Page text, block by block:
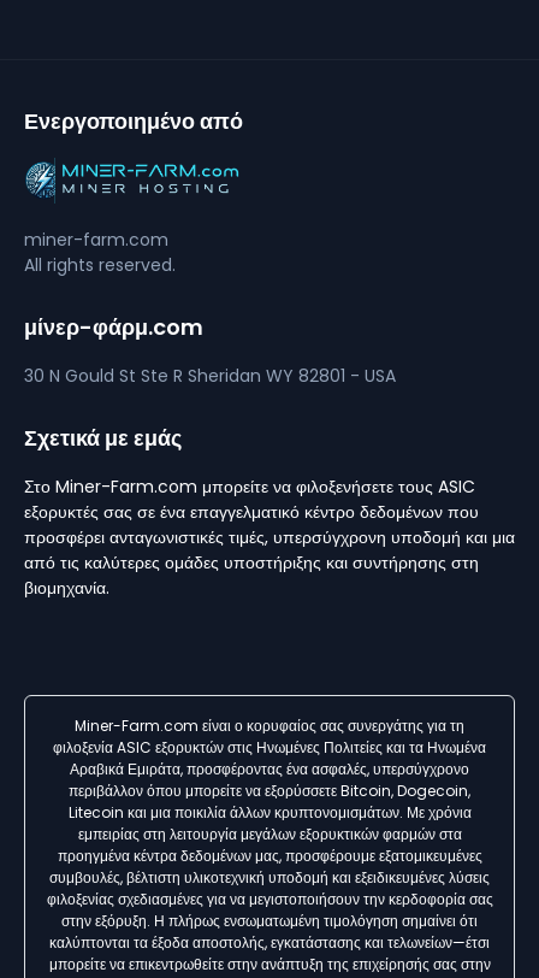
Ενεργοποιημένο από
miner-farm.com
All rights reserved.
μίνερ-φάρμ.com
30 N Gould St Ste R Sheridan WY 82801 - USA
Σχετικά με εμάς
Στο Miner-Farm.com μπορείτε να φιλοξενήσετε τους ASIC
εξορυκτές σας σε ένα επαγγελματικό κέντρο δεδομένων που
προσφέρει ανταγωνιστικές τιμές, υπερσύγχρονη υποδομή και μια
από τις καλύτερες ομάδες υποστήριξης και συντήρησης στη
βιομηχανία.
Miner-Farm.com είναι ο κορυφαίος σας συνεργάτης για τη
φιλοξενία ASIC εξορυκτών στις Ηνωμένες Πολιτείες και τα Ηνωμένα
Αραβικά Εμιράτα, προσφέροντας ένα ασφαλές, υπερσύγχρονο
περιβάλλον όπου μπορείτε να εξορύσσετε Bitcoin, Dogecoin,
Litecoin και μια ποικιλία άλλων κρυπτονομισμάτων. Με χρόνια
εμπειρίας στη λειτουργία μεγάλων εξορυκτικών φαρμών στα
προηγμένα κέντρα δεδομένων μας, προσφέρουμε εξατομικευμένες
συμβουλές, βέλτιστη υλικοτεχνική υποδομή και εξειδικευμένες λύσεις
φιλοξενίας σχεδιασμένες για να μεγιστοποιήσουν την κερδοφορία σας
στην εξόρυξη. Η πλήρως ενσωματωμένη τιμολόγηση σημαίνει ότι
καλύπτονται τα έξοδα αποστολής, εγκατάστασης και τελωνείων—έτσι
μπορείτε να επικεντρωθείτε στην ανάπτυξη της επιχείρησής σας στην